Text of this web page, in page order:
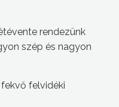
rendezünk
szép és nagyon
felvidéki